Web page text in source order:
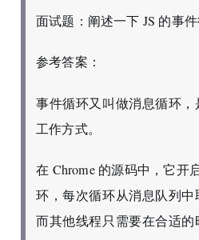
面试题：阐述一下 JS 的事
参考答案：
事件循环又叫做消息循环
工作方式。
在 Chrome 的源码中，它开
环，每次循环从消息队列中
而其他线程只需要在合适